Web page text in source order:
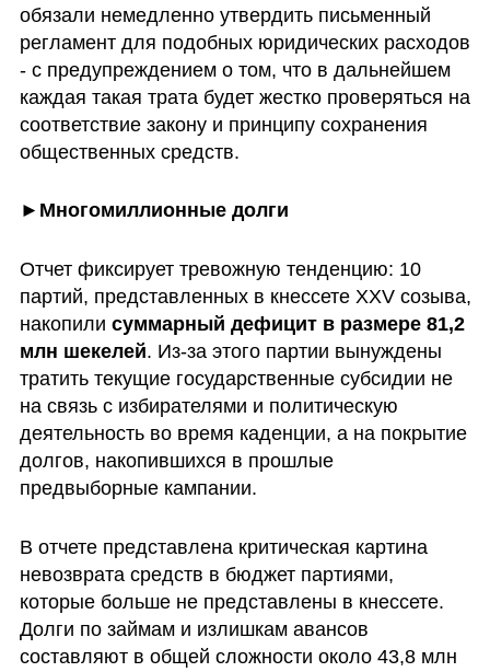
обязали немедленно утвердить письменный
регламент для подобных юридических расходов
- с предупреждением о том, что в дальнейшем
каждая такая трата будет жестко проверяться на
соответствие закону и принципу сохранения
общественных средств.
►Многомиллионные долги
Отчет фиксирует тревожную тенденцию: 10
партий, представленных в кнессете XXV созыва,
накопили суммарный дефицит в размере 81,2
млн шекелей. Из-за этого партии вынуждены
тратить текущие государственные субсидии не
на связь с избирателями и политическую
деятельность во время каденции, а на покрытие
долгов, накопившихся в прошлые
предвыборные кампании.
В отчете представлена критическая картина
невозврата средств в бюджет партиями,
которые больше не представлены в кнессете.
Долги по займам и излишкам авансов
составляют в общей сложности около 43,8 млн